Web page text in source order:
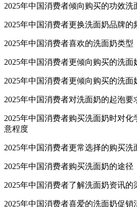
2025年中国消费者倾向购买的功效洗
2025年中国消费者更换洗面奶品牌的
2025年中国消费者喜欢的洗面奶类型
2025年中国消费者更倾向购买的洗面
2025年中国消费者更倾向购买的洗面
2025年中国消费者对洗面奶的起泡要
2025年中国消费者购买洗面奶时对
意程度
2025年中国消费者更常选择的购买洗
2025年中国消费者购买洗面奶的途径
2025年中国消费者了解洗面奶资讯的
2025年中国消费者喜爱的洗面奶促销